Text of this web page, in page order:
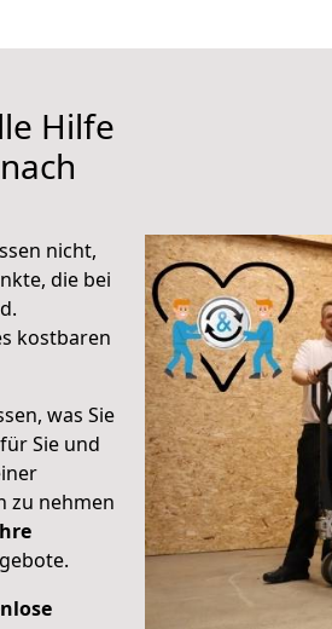
Hilfe
nicht,
die bei
kostbaren
was Sie
Sie und
zu nehmen